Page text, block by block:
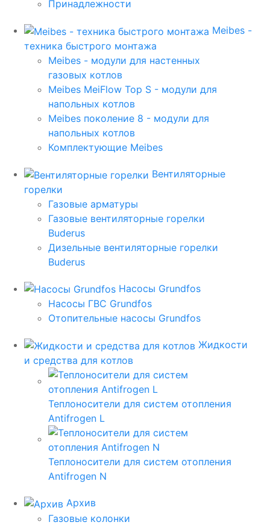
Принадлежности
Meibes -
техника быстрого монтажа
Meibes - модули для настенных
газовых котлов
Meibes MeiFlow Top S - модули для
напольных котлов
Meibes поколение 8 - модули для
напольных котлов
Комплектующие Meibes
Вентиляторные
горелки
Газовые арматуры
Газовые вентиляторные горелки
Buderus
Дизельные вентиляторные горелки
Buderus
Насосы Grundfos
Насосы ГВС Grundfos
Отопительные насосы Grundfos
Жидкости
и средства для котлов
Теплоносители для систем отопления
Antifrogen L
Теплоносители для систем отопления
Antifrogen N
Архив
Газовые колонки